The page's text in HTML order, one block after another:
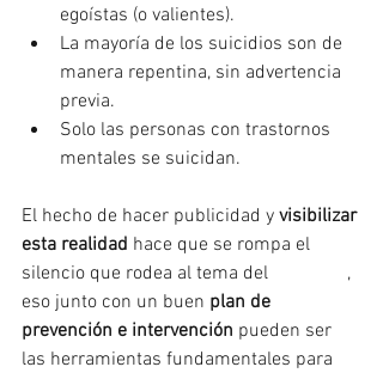
egoístas (o valientes).
La mayoría de los suicidios son de
manera repentina, sin advertencia
previa.
Solo las personas con trastornos
mentales se suicidan.
El hecho de hacer publicidad y visibilizar
esta realidad hace que se rompa el
silencio que rodea al tema del
,
eso junto con un buen plan de
prevención e intervención pueden ser
las herramientas fundamentales para